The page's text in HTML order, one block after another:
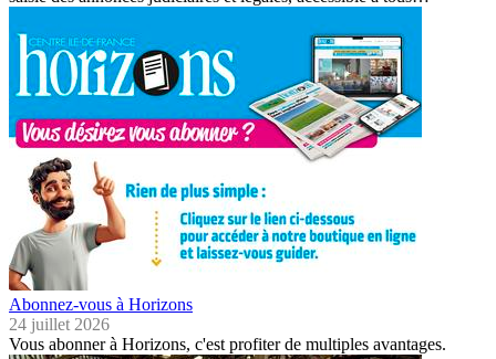
Abonnez-vous à Horizons
24 juillet 2026
Vous abonner à Horizons, c'est profiter de multiples avantages.